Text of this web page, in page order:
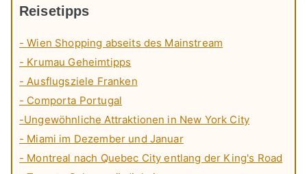
Reisetipps
- Wien Shopping abseits des Mainstream
- Krumau Geheimtipps
- Ausflugsziele Franken
- Comporta Portugal
-Ungewöhnliche Attraktionen in New York City
- Miami im Dezember und Januar
- Montreal nach Quebec City entlang der King's Road